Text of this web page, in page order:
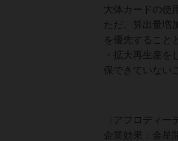
大体カードの使
ただ、算出量増
を優先すること
・拡大再生産
保できていない
〈アフロディ
企業効果：金星